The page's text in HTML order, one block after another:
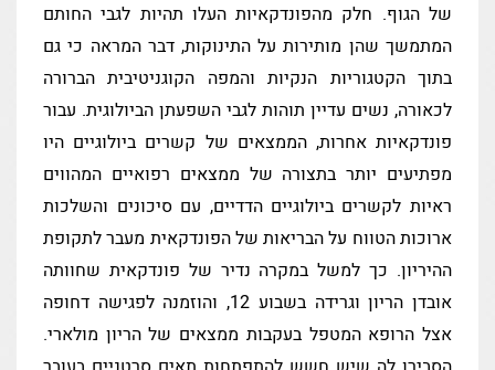
של הגוף. חלק מהפונדקאיות העלו תהיות לגבי החותם
המתמשך שהן מותירות על התינוקות, דבר המראה כי גם
בתוך הקטגוריות הנקיות והמפה הקוגניטיבית הברורה
לכאורה, נשים עדיין תוהות לגבי השפעתן הביולוגית. עבור
פונדקאיות אחרות, הממצאים של קשרים ביולוגיים היו
מפתיעים יותר בתצורה של ממצאים רפואיים המהווים
ראיות לקשרים ביולוגיים הדדיים, עם סיכונים והשלכות
ארוכות הטווח על הבריאות של הפונדקאית מעבר לתקופת
ההיריון. כך למשל במקרה נדיר של פונדקאית שחוותה
אובדן הריון וגרידה בשבוע 12, והוזמנה לפגישה דחופה
אצל הרופא המטפל בעקבות ממצאים של הריון מולארי.